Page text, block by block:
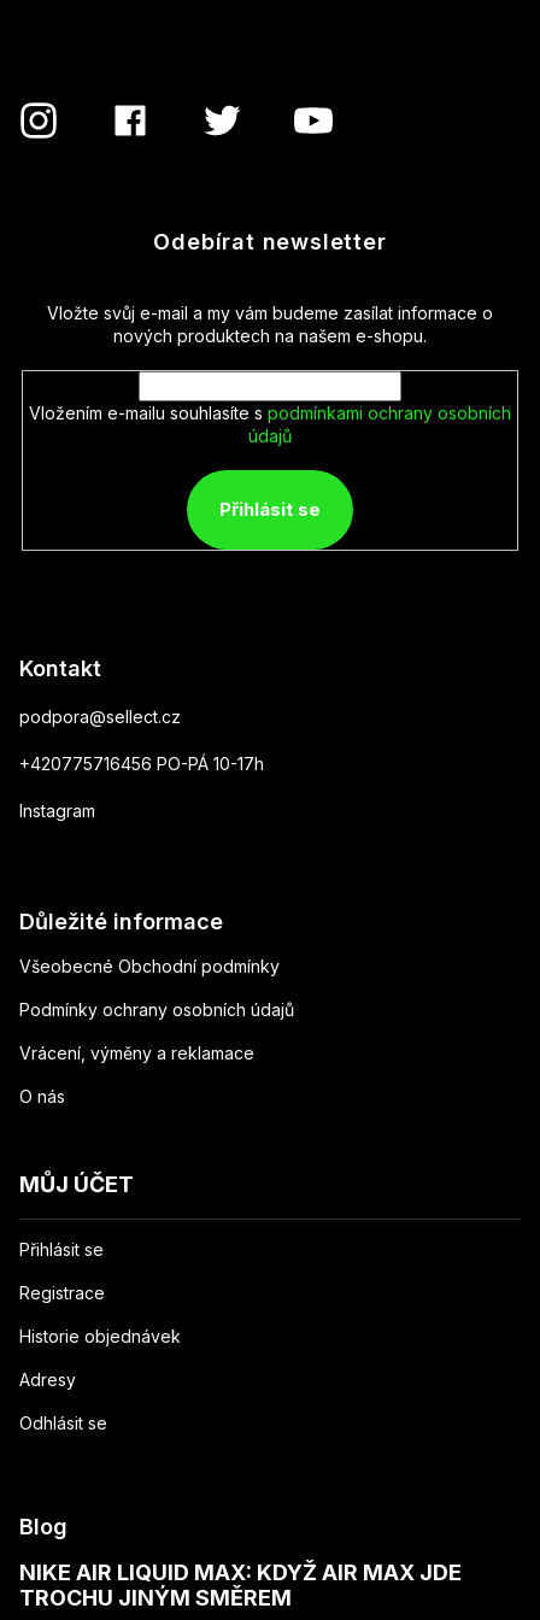
Odebírat newsletter
Vložte svůj e-mail a my vám budeme zasílat informace o
nových produktech na našem e-shopu.
Vložením e-mailu souhlasíte s podmínkami ochrany osobních
údajů
Přihlásit se
Kontakt
podpora@sellect.cz
+420775716456 PO-PÁ 10-17h
Instagram
Důležité informace
Všeobecné Obchodní podmínky
Podmínky ochrany osobních údajů
Vrácení, výměny a reklamace
O nás
MŮJ ÚČET
Přihlásit se
Registrace
Historie objednávek
Adresy
Odhlásit se
Blog
NIKE AIR LIQUID MAX: KDYŽ AIR MAX JDE
TROCHU JINÝM SMĚREM